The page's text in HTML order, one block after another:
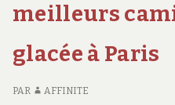
meilleurs
glacée à Paris
PAR AFFINITE